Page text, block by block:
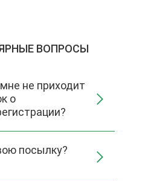
ВОПРОСЫ
не приходит
о
посылку?